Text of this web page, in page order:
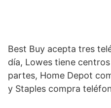
Best Buy acepta tres
día, Lowes tiene
partes, Home Depot
y Staples compra